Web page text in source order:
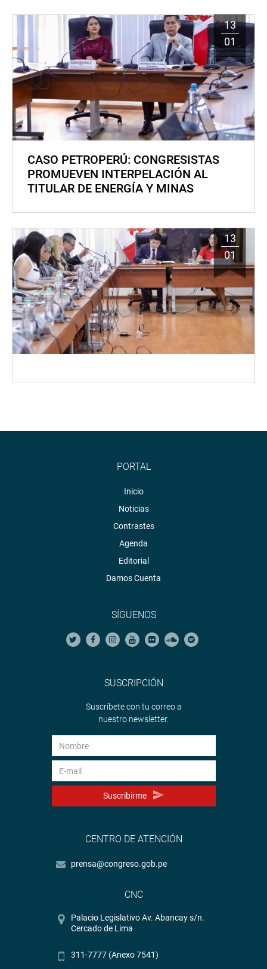
13
01
CASO PETROPERÚ: CONGRESISTAS
PROMUEVEN INTERPELACIÓN AL
TITULAR DE ENERGÍA Y MINAS
13
01
PORTAL
Inicio
Noticias
Contrastes
Agenda
Editorial
Damos Cuenta
SÍGUENOS
SUSCRIPCIÓN
Suscríbete con tu correo a
nuestro newsletter.
Suscribirme
CENTRO DE ATENCIÓN
prensa@congreso.gob.pe
CNC
Palacio Legislativo Av. Abancay s/n.
Cercado de Lima
311-7777 (Anexo 7541)